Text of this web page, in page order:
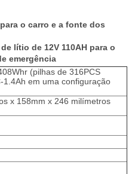
o carro e a fonte dos
lítio de 12V 110AH para o
emergência
(pilhas de 316PCS
1.4Ah em uma configuração
x 158mm x 246 milímetros